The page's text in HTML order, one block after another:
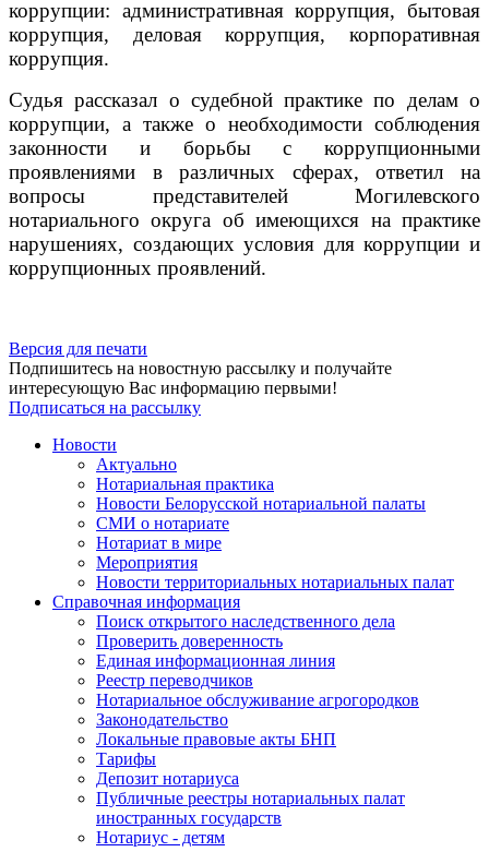
коррупции: административная коррупция, бытовая
коррупция, деловая коррупция, корпоративная
коррупция.
Судья рассказал о судебной практике по делам о
коррупции, а также о необходимости соблюдения
законности и борьбы с коррупционными
проявлениями в различных сферах, ответил на
вопросы представителей Могилевского
нотариального округа об имеющихся на практике
нарушениях, создающих условия для коррупции и
коррупционных проявлений.
Версия для печати
Подпишитесь на новостную рассылку и получайте
интересующую Вас информацию первыми!
Подписаться на рассылку
Новости
Актуально
Нотариальная практика
Новости Белорусской нотариальной палаты
СМИ о нотариате
Нотариат в мире
Мероприятия
Новости территориальных нотариальных палат
Справочная информация
Поиск открытого наследственного дела
Проверить доверенность
Единая информационная линия
Реестр переводчиков
Нотариальное обслуживание агрогородков
Законодательство
Локальные правовые акты БНП
Тарифы
Депозит нотариуса
Публичные реестры нотариальных палат
иностранных государств
Нотариус - детям